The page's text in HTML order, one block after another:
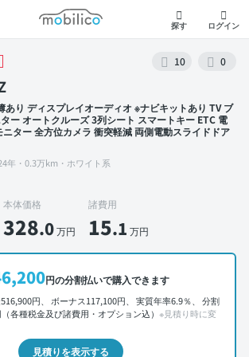
モビリコ
探す ログイン
10 0
あり ディスプレイオーディオ ※ナビキットあり TV ブ
ー オートクルーズ 3列シート スマートキー ETC 電
ター 全方位カメラ 衝突軽減 両側電動スライドドア
年・0.3万km・ホワイト系
本体価格
328.0万円
諸費用
15.1 万円
円の分割払いで購入できます
円、 ボーナス117,100円、 実質年率6.9％、 分割
各種税金及び諸費用・オプション込） ※見積り時に変
見積りを表示する